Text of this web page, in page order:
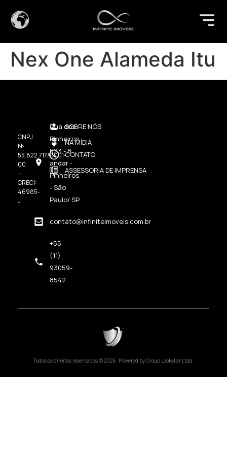
Nex One Alameda Itu
CNPJ
Nº
55.822.717/0001-
00
–
CRECI:
46985-
J
Rua dos
Pinheiros,
623 - 8
andar -
Pinheiros
- São
Paulo/ SP
contato@infiniteimoveis.com.br
+55
(11)
93059-
8542
SOBRE NÓS
NA MÍDIA
CONTATO
ASSESSORIA DE IMPRENSA
Todos os direitos reservados © 2026. Powered by Group Lookstar Ltda.